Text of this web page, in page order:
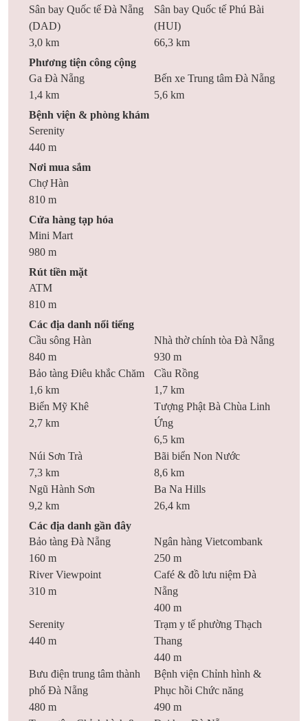
Sân bay Quốc tế Đà Nẵng
(DAD)
3,0 km
Sân bay Quốc tế Phú Bài
(HUI)
66,3 km
Phương tiện công cộng
Ga Đà Nẵng
1,4 km
Bến xe Trung tâm Đà Nẵng
5,6 km
Bệnh viện & phòng khám
Serenity
440 m
Nơi mua sắm
Chợ Hàn
810 m
Cửa hàng tạp hóa
Mini Mart
980 m
Rút tiền mặt
ATM
810 m
Các địa danh nổi tiếng
Cầu sông Hàn
840 m
Nhà thờ chính tòa Đà Nẵng
930 m
Bảo tàng Điêu khắc Chăm
1,6 km
Cầu Rồng
1,7 km
Biển Mỹ Khê
2,7 km
Tượng Phật Bà Chùa Linh
Ứng
6,5 km
Núi Sơn Trà
7,3 km
Bãi biển Non Nước
8,6 km
Ngũ Hành Sơn
9,2 km
Ba Na Hills
26,4 km
Các địa danh gần đây
Bảo tàng Đà Nẵng
160 m
Ngân hàng Vietcombank
250 m
River Viewpoint
310 m
Café & đồ lưu niệm Đà
Nẵng
400 m
Serenity
440 m
Trạm y tế phường Thạch
Thang
440 m
Bưu điện trung tâm thành
phố Đà Nẵng
480 m
Bệnh viện Chỉnh hình &
Phục hồi Chức năng
490 m